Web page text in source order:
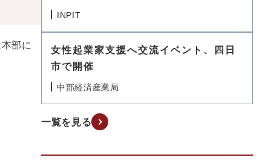
部に
INPIT
女性起業家支援へ交流イベント、四日
市で開催
中部経済産業局
一覧を見る